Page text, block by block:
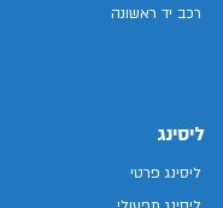
רכב יד ראשונה
ליסינג
ליסינג פרטי